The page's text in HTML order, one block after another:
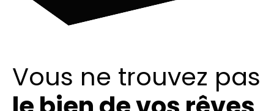
Vous ne trouvez pas